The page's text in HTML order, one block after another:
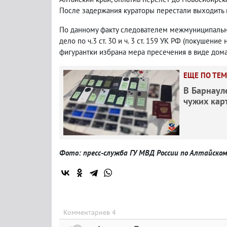
После задержания кураторы перестали выходить
По данному факту следователем
дело по ч.3 ст. 30 и ч. 3 ст. 159 УК РФ
фигурантки избрана мера пресечения в виде
ЕЩЕ ПО
В
чужих
Фото: пресс-служба ГУ МВД России по
Комментариев 4